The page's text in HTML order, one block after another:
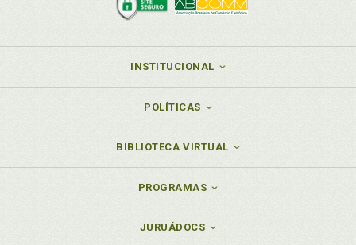
INSTITUCIONAL
POLÍTICAS
BIBLIOTECA VIRTUAL
PROGRAMAS
JURUÁDOCS